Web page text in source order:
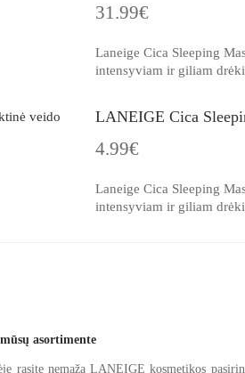
31.99€
Laneige Cica Sleeping
intensyviam ir giliam
LANEIGE Cica
4.99€
Laneige Cica Sleeping
intensyviam ir giliam
asortimente
rasite nemažą LANEIGE kosmetikos